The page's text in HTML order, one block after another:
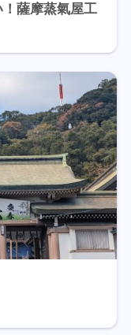
薩摩蒸氣屋工